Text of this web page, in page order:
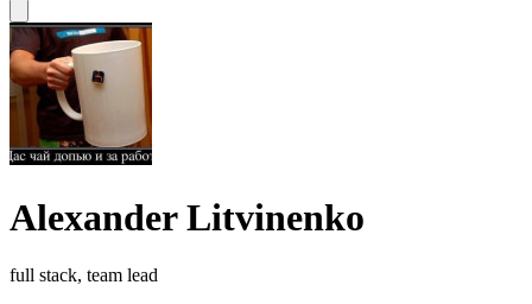
Alexander Litvinenko
full stack, team lead